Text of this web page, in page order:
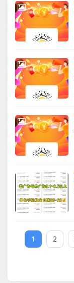
1 2